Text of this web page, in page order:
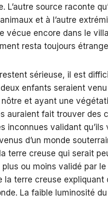
L’autre source raconte
et à l’autre
vécue encore dans le
resta toujours
sérieuse, il est
enfants seraient
et ayant une
auraient fait trouver des
inconnues validant qu’ils
d’un monde
terre creuse qui serait
ou moins validé par
la terre creuse expliquant
La faible luminosité